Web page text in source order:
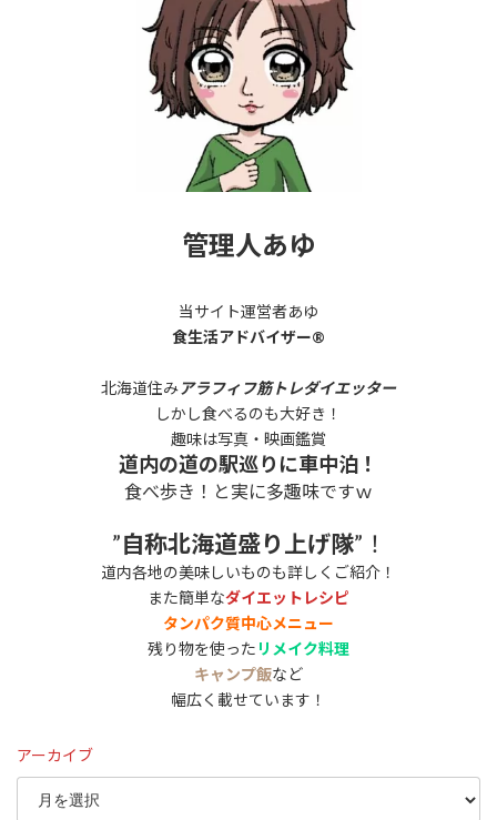
管理人あゆ
当サイト運営者あゆ
食生活アドバイザー®
北海道住み アラフィフ筋トレダイエッター
しかし食べるのも大好き！
趣味は写真・映画鑑賞
道内の道の駅巡りに車中泊！
食べ歩き！と実に多趣味ですｗ
”自称北海道盛り上げ隊”！
道内各地の美味しいものも詳しくご紹介！
また簡単なダイエットレシピ
タンパク質中心メニュー
残り物を使った リメイク料理
キャンプ飯など
幅広く載せています！
アーカイブ